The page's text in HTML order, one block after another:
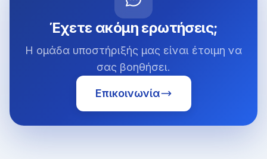
Έχετε ακόμη ερωτήσεις;
Η ομάδα υποστήριξής μας είναι έτοιμη να
σας βοηθήσει.
Επικοινωνία